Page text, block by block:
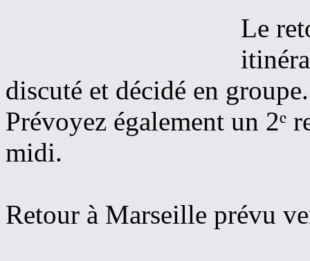
Le
discuté et décidé en groupe.
Prévoyez également un 2ᵉ
midi.
Retour à Marseille prévu